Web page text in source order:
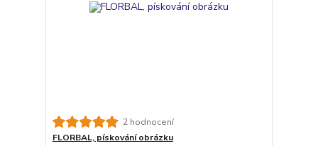
2 hodnocení
FLORBAL, pískování obrázku